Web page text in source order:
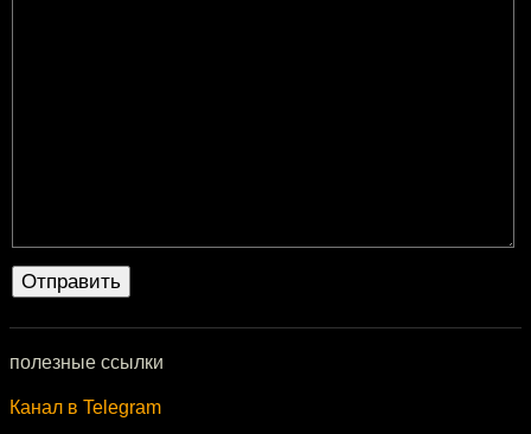
полезные ссылки
Канал в Telegram